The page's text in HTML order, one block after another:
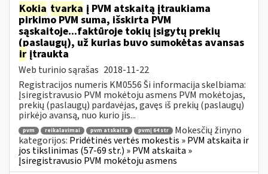
Kokia tvarka į PVM atskaitą įtraukiama
pirkimo PVM suma, išskirta PVM
sąskaitoje...faktūroje tokių įsigytų prekių
(paslaugų), už kurias buvo sumokėtas avansas
ir įtraukta
Web turinio sąrašas 2018-11-22
Registracijos numeris KM0556 Ši informacija skelbiama:
Įsiregistravusio PVM mokėtoju asmens PVM mokėtojas,
prekių (paslaugų) pardavėjas, gavęs iš prekių (paslaugų)
pirkėjo avansą, nuo kurio jis...
pvm reikalavimai pvm atskaita pvmį 64 str
Mokesčių žinyno
kategorijos: Pridėtinės vertės mokestis » PVM atskaita ir
jos tikslinimas (57-69 str.) » PVM atskaita »
Įsiregistravusio PVM mokėtoju asmens